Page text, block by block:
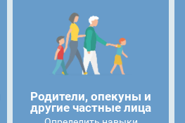
Родители, опекуны и
другие частные лица